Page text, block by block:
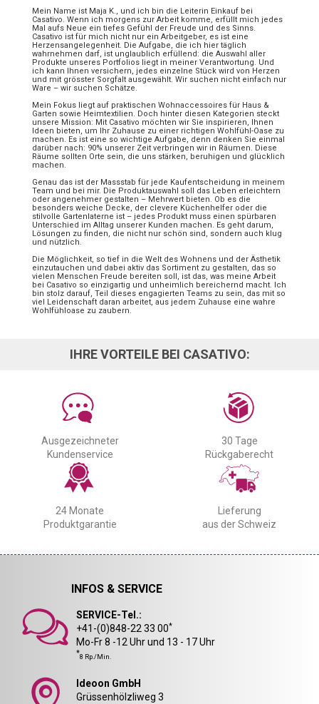
Mein Name ist Maja K., und ich bin die Leiterin Einkauf bei
Casativo. Wenn ich morgens zur Arbeit komme, erfüllt mich jedes
Mal aufs Neue ein tiefes Gefühl der Freude und des Sinns.
Casativo ist für mich nicht nur ein Arbeitgeber, es ist eine
Herzensangelegenheit. Die Aufgabe, die ich hier täglich
wahrnehmen darf, ist unglaublich erfüllend: die Auswahl aller
Produkte unseres Portfolios liegt in meiner Verantwortung. Und
ich kann Ihnen versichern, jedes einzelne Stück wird von Herzen
und mit grösster Sorgfalt ausgewählt. Wir suchen nicht einfach nur
Ware – wir suchen Schätze.
Mein Fokus liegt auf praktischen Wohnaccessoires für Haus &
Garten sowie Heimtextilien. Doch hinter diesen Kategorien steckt
unsere Mission: Mit Casativo möchten wir Sie inspirieren, Ihnen
Ideen bieten, um Ihr Zuhause zu einer richtigen Wohlfühl-Oase zu
machen. Es ist eine so wichtige Aufgabe, denn denken Sie einmal
darüber nach: 90% unserer Zeit verbringen wir in Räumen. Diese
Räume sollten Orte sein, die uns stärken, beruhigen und glücklich
machen.
Genau das ist der Massstab für jede Kaufentscheidung in meinem
Team und bei mir. Die Produktauswahl soll das Leben erleichtern
oder angenehmer gestalten – Mehrwert bieten. Ob es die
besonders weiche Decke, der clevere Küchenhelfer oder die
stilvolle Gartenlaterne ist – jedes Produkt muss einen spürbaren
Unterschied im Alltag unserer Kunden machen. Es geht darum,
Lösungen zu finden, die nicht nur schön sind, sondern auch klug
und nützlich.
Die Möglichkeit, so tief in die Welt des Wohnens und der Ästhetik
einzutauchen und dabei aktiv das Sortiment zu gestalten, das so
vielen Menschen Freude bereiten soll, ist das, was meine Arbeit
bei Casativo so einzigartig und unheimlich bereichernd macht. Ich
bin stolz darauf, Teil dieses engagierten Teams zu sein, das mit so
viel Leidenschaft daran arbeitet, aus jedem Zuhause eine wahre
Wohlfühloase zu zaubern.
IHRE VORTEILE BEI CASATIVO:
Ausgezeichneter
Kundenservice
30 Tage
Rückgaberecht
24 Monate
Produktgarantie
Lieferung
aus der Schweiz
INFOS & SERVICE
SERVICE-Tel.:
+41-(0)848-22 33 00*
Mo-Fr 8 -12 Uhr und 13 - 17 Uhr
*8 Rp./Min.
Ideoon GmbH
Grüssenhölzliweg 3